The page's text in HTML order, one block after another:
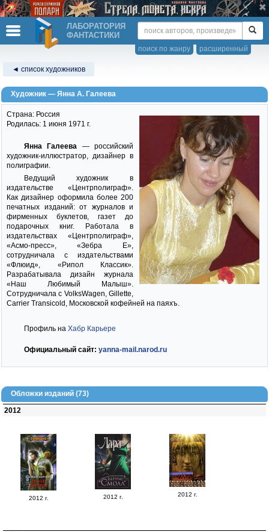
ЛАБОРАТОРИЯ
ФАНТАСТИКИ
расширенный
поиск по жанру
◄ список художников
Художник — Янна А. Галеева
Страна: Россия
Родилась: 1 июня 1971 г.
Янна Галеева — российский
художник-иллюстратор, дизайнер в
полиграфии.
Ведущий художник в
издательстве «Центрполиграф».
Как дизайнер оформила более 200
печатных изданий: от журналов и
фирменных буклетов, газет до
подарочных книг. Работала в
издательствах «Центрполиграф»,
«Асмо-пресс», «Зебра Е»,
сотрудничала с издательствами
«Флюид», «Рипол Классик».
Разрабатывала дизайн журнала
«Наш Любимый Малыш».
Сотрудничала с VolksWagen, Gillette,
Carrier Transicold, Московской кофейней на паяхъ.
Профиль на Хабр Карьере
Официальный сайт: yanna-mail.narod.ru
Обложки изданий (73)
2012
2012 г. 2012 г. 2012 г.